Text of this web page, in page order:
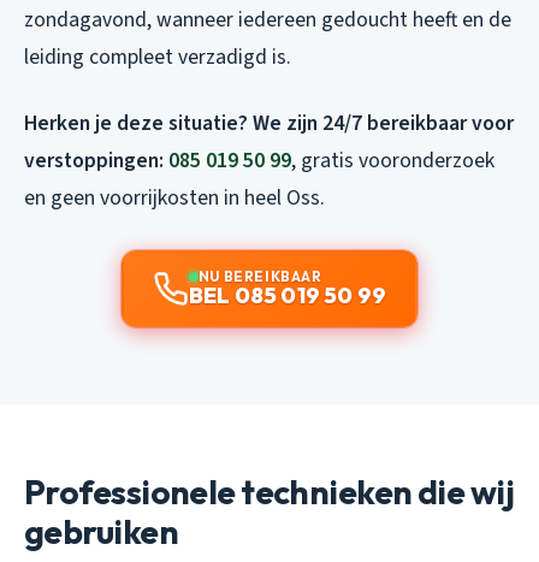
zondagavond, wanneer iedereen gedoucht heeft en de
leiding compleet verzadigd is.
Herken je deze situatie? We zijn 24/7 bereikbaar voor
verstoppingen: 085 019 50 99, gratis vooronderzoek
en geen voorrijkosten in heel Oss.
NU BEREIKBAAR
BEL 085 019 50 99
Professionele technieken die wij
gebruiken